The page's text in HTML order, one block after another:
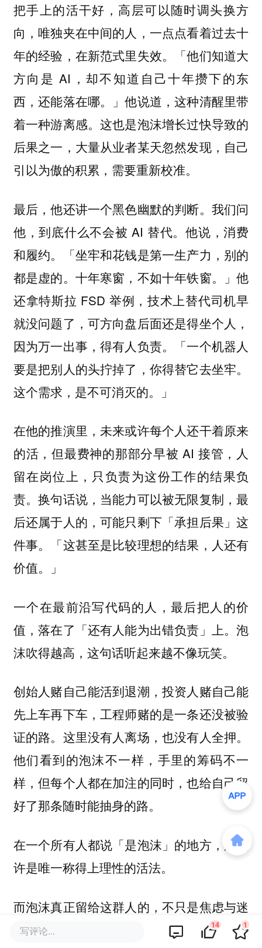
把手上的活干好，高层可以随时调头换方
向，唯独夹在中间的人，一点点看着过去十
年的经验，在新范式里失效。「他们知道大
方向是 AI，却不知道自己十年攒下的东
西，还能落在哪。」他说道，这种清醒里带
着一种游离感。这也是泡沫增长过快导致的
后果之一，大量从业者某天忽然发现，自己
引以为傲的积累，需要重新校准。
最后，他还讲一个黑色幽默的判断。我们问
他，到底什么不会被 AI 替代。他说，消费
和履约。「坐牢和花钱是第一生产力，别的
都是虚的。十年寒窗，不如十年铁窗。」他
还拿特斯拉 FSD 举例，技术上替代司机早
就没问题了，可方向盘后面还是得坐个人，
因为万一出事，得有人负责。「一个机器人
要是把别人的头拧掉了，你得替它去坐牢。
这个需求，是不可消灭的。」
在他的推演里，未来或许每个人还干着原来
的活，但最费神的那部分早被 AI 接管，人
留在岗位上，只负责为这份工作的结果负
责。换句话说，当能力可以被无限复制，最
后还属于人的，可能只剩下「承担后果」这
件事。「这甚至是比较理想的结果，人还有
价值。」
一个在最前沿写代码的人，最后把人的价
值，落在了「还有人能为出错负责」上。泡
沫吹得越高，这句话听起来越不像玩笑。
创始人赌自己能活到退潮，投资人赌自己能
先上车再下车，工程师赌的是一条还没被验
证的路。这里没有人离场，也没有人全押。
他们看到的泡沫不一样，手里的筹码不一
样，但每个人都在加注的同时，也给自己留
好了那条随时能抽身的路。
在一个所有人都说「是泡沫」的地方，这或
许是唯一称得上理性的活法。
而泡沫真正留给这群人的，不只是焦虑与迷
茫，还有一批被逼出来的新判断。
写评论... 14 1